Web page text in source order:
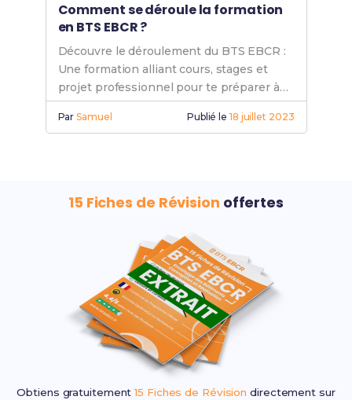
Comment se déroule la formation
en BTS EBCR ?
Découvre le déroulement du BTS EBCR :
Une formation alliant cours, stages et
projet professionnel pour te préparer à
une carrière dans l'enveloppe des
bâtiments.
ParSamuel Publié le 18 juillet 2023
15 Fiches de Révision offertes
Obtiens gratuitement15 Fiches de Révision directement sur